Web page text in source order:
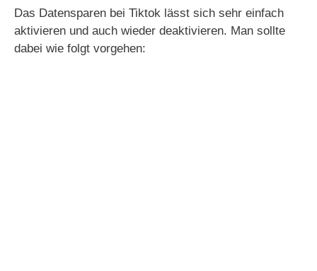
Das Datensparen bei Tiktok lässt sich sehr einfach
aktivieren und auch wieder deaktivieren. Man sollte
dabei wie folgt vorgehen: